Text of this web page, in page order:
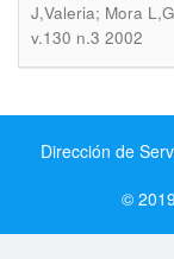
J,Valeria; Mora
v.130 n.3 2002
Dirección de
©